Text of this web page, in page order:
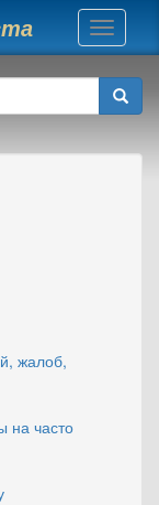
Toggle
жалоб,
на часто